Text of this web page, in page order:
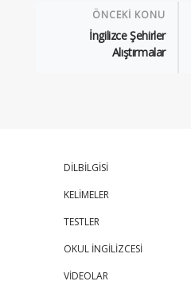
ÖNCEKİ KONU
İngilizce Şehirler
Alıştırmalar
DİLBİLGİSİ
KELİMELER
TESTLER
OKUL İNGİLİZCESİ
VİDEOLAR